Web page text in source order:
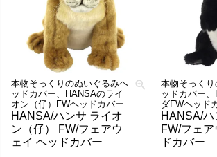
本物そっくりのぬいぐるみヘ
ッドカバー、HANSAのライ
オン（仔）FWヘッドカバー
HANSA/ハンサ ライオ
ン（仔） FW/フェアウ
ェイ ヘッドカバー
本物そっく
ッドカバー
ダFWヘッド
HANSA/
FW/フェ
ドカバー